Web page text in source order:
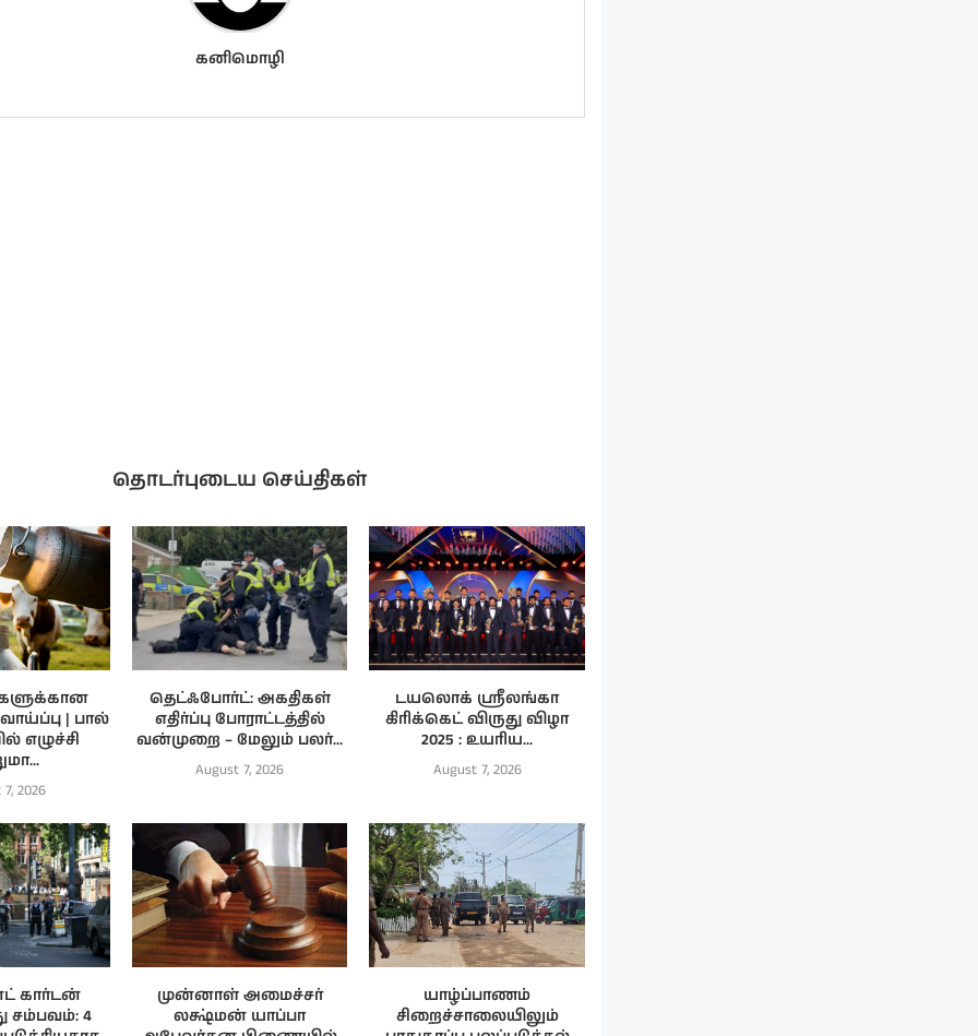
கனிமொழி
தொடர்புடைய செய்திகள்
| பால்
எழுச்சி
2026
தெட்ஃபோர்ட்: அகதிகள்
எதிர்ப்பு போராட்டத்தில்
வன்முறை – மேலும் பலர்...
August 7, 2026
டயலொக் ஸ்ரீலங்கா
கிரிக்கெட் விருது விழா
2025 : உயரிய...
August 7, 2026
கார்டன்
சம்பவம்: 4
முன்னாள் அமைச்சர்
லக்ஷ்மன் யாப்பா
யாழ்ப்பாணம்
சிறைச்சாலையிலும்